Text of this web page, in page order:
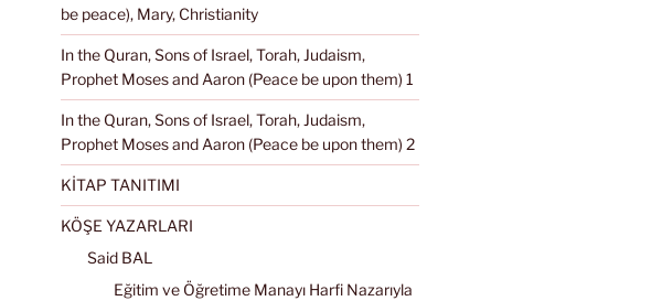
be peace), Mary, Christianity
In the Quran, Sons of Israel, Torah, Judaism,
Prophet Moses and Aaron (Peace be upon them) 1
In the Quran, Sons of Israel, Torah, Judaism,
Prophet Moses and Aaron (Peace be upon them) 2
KİTAP TANITIMI
KÖŞE YAZARLARI
Said BAL
Eğitim ve Öğretime Manayı Harfi Nazarıyla